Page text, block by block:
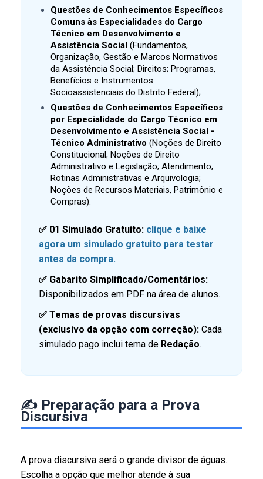
Questões de Conhecimentos Específicos
Comuns às Especialidades do Cargo
Técnico em Desenvolvimento e
Assistência Social (Fundamentos,
Organização, Gestão e Marcos Normativos
da Assistência Social; Direitos; Programas,
Benefícios e Instrumentos
Socioassistenciais do Distrito Federal);
Questões de Conhecimentos Específicos
por Especialidade do Cargo Técnico em
Desenvolvimento e Assistência Social -
Técnico Administrativo (Noções de Direito
Constitucional; Noções de Direito
Administrativo e Legislação; Atendimento,
Rotinas Administrativas e Arquivologia;
Noções de Recursos Materiais, Patrimônio e
Compras).
✅ 01 Simulado Gratuito: clique e baixe
agora um simulado gratuito para testar
antes da compra.
✅ Gabarito Simplificado/Comentários:
Disponibilizados em PDF na área de alunos.
✅ Temas de provas discursivas
(exclusivo da opção com correção): Cada
simulado pago inclui tema de Redação.
✍️ Preparação para a Prova
Discursiva
A prova discursiva será o grande divisor de águas.
Escolha a opção que melhor atende à sua